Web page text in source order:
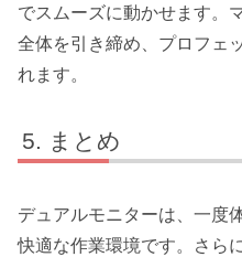
でスムーズに動かせます。
全体を引き締め、プロフェ
れます。
まとめ
デュアルモニターは、一度
快適な作業環境です。さら